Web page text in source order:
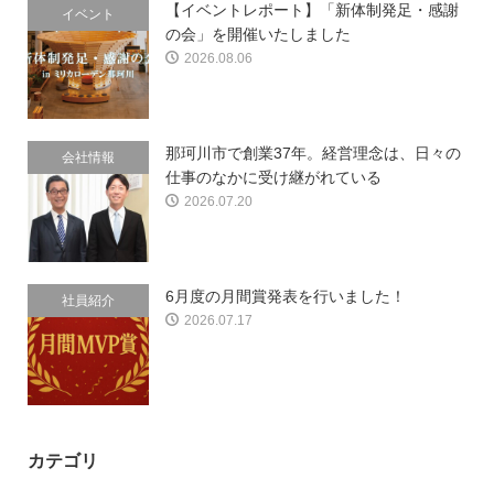
イベント
【イベントレポート】「新体制発足・感謝
の会」を開催いたしました
2026.08.06
会社情報
那珂川市で創業37年。経営理念は、日々の
仕事のなかに受け継がれている
2026.07.20
社員紹介 6月度の月間賞発表を行いました！
2026.07.17
カテゴリ